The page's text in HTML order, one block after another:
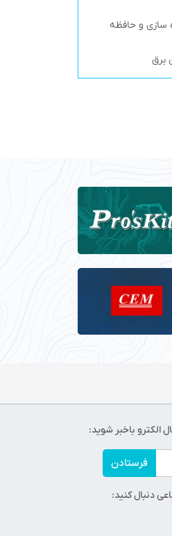
سازی و حافظه
برق
الکترو باخبر شوید:
فرستادن
دنبال کنید: